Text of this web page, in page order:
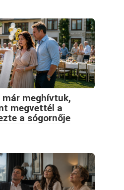
meghívtuk,
megvettél a
a sógornője